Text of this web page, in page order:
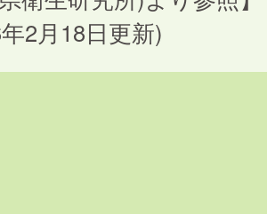
2月18日更新)